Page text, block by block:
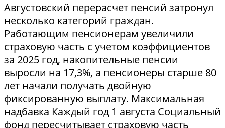
Августовский перерасчет пенсий затронул
несколько категорий граждан.
Работающим пенсионерам увеличили
страховую часть с учетом коэффициентов
за 2025 год, накопительные пенсии
выросли на 17,3%, а пенсионеры старше 80
лет начали получать двойную
фиксированную выплату. Максимальная
надбавка Каждый год 1 августа Социальный
фонд пересчитывает страховую часть